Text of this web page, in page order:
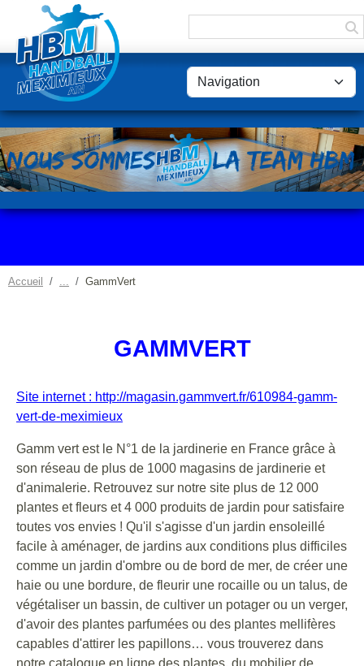
Accueil GammVert
GAMMVERT
Site internet : http://magasin.gammvert.fr/610984-gamm-
vert-de-meximieux
Gamm vert est le N°1 de la jardinerie en France grâce à
son réseau de plus de 1000 magasins de jardinerie et
d'animalerie. Retrouvez sur notre site plus de 12 000
plantes et fleurs et 4 000 produits de jardin pour satisfaire
toutes vos envies ! Qu'il s'agisse d'un jardin ensoleillé
facile à aménager, de jardins aux conditions plus difficiles
comme un jardin d'ombre ou de bord de mer, de créer une
haie ou une bordure, de fleurir une rocaille ou un talus, de
végétaliser un bassin, de cultiver un potager ou un verger,
d'avoir des plantes parfumées ou des plantes mellifères
capables d'attirer les papillons… vous trouverez dans
notre catalogue en ligne des plantes, du mobilier de
Panneau de gestion des cookies